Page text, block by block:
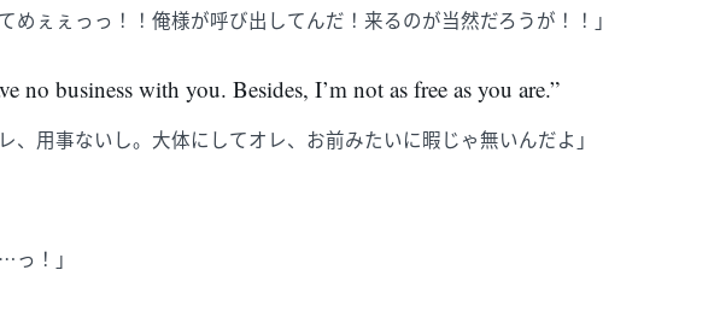
めぇぇっっ！！俺様が呼び出してんだ！来るのが当然だろうが！！」
no business with you. Besides, I’m not as free as you are.”
、用事ないし。大体にしてオレ、お前みたいに暇じゃ無いんだよ」
っ！」